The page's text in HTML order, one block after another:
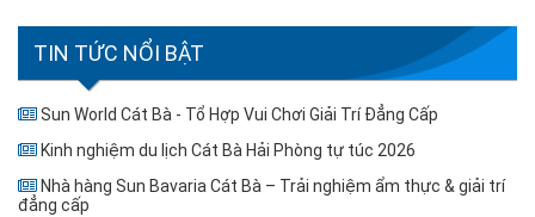
TIN TỨC NỔI BẬT
Sun World Cát Bà - Tổ Hợp Vui Chơi Giải Trí Đẳng Cấp
Kinh nghiệm du lịch Cát Bà Hải Phòng tự túc 2026
Nhà hàng Sun Bavaria Cát Bà – Trải nghiệm ẩm thực & giải trí
đẳng cấp